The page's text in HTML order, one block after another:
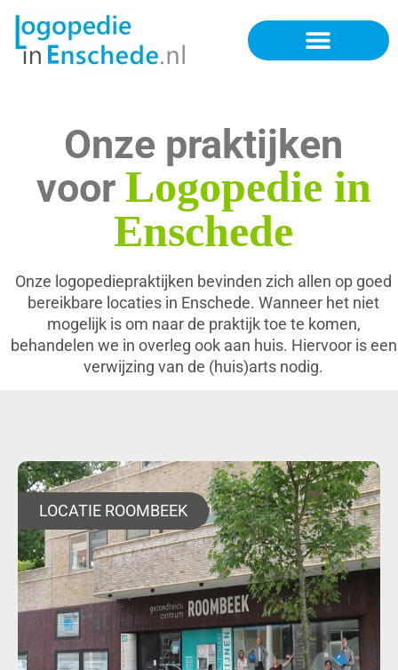
Onze praktijken
voor Logopedie in
Enschede
Onze logopediepraktijken bevinden zich allen op goed
bereikbare locaties in Enschede. Wanneer het niet
mogelijk is om naar de praktijk toe te komen,
behandelen we in overleg ook aan huis. Hiervoor is een
verwijzing van de (huis)arts nodig.
LOCATIE ROOMBEEK